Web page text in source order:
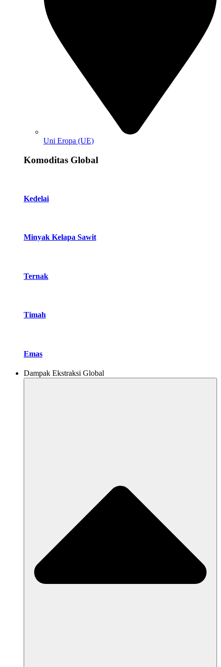
Uni Eropa (UE)
Komoditas Global
Kedelai
Minyak Kelapa Sawit
Ternak
Timah
Emas
Dampak Ekstraksi Global